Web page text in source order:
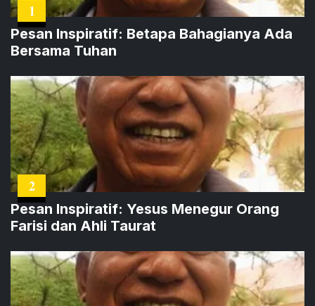
1
Pesan Inspiratif: Betapa Bahagianya Ada
Bersama Tuhan
2
Pesan Inspiratif: Yesus Menegur Orang
Farisi dan Ahli Taurat